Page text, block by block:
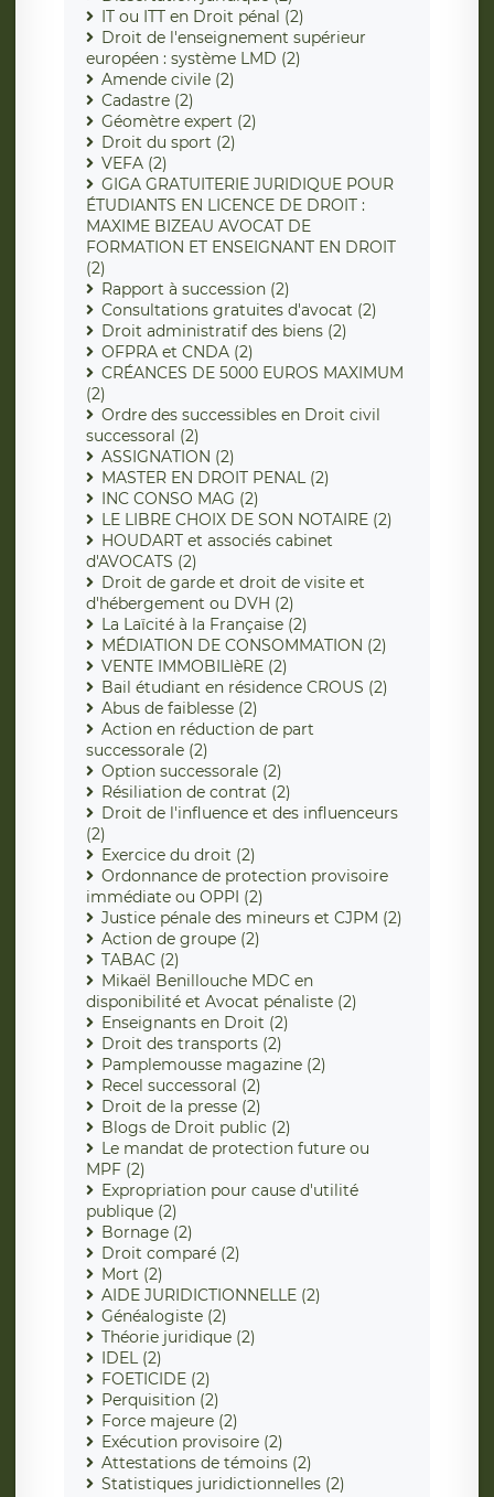
IT ou ITT en Droit pénal (2)
Droit de l'enseignement supérieur
européen : système LMD (2)
Amende civile (2)
Cadastre (2)
Géomètre expert (2)
Droit du sport (2)
VEFA (2)
GIGA GRATUITERIE JURIDIQUE POUR
ÉTUDIANTS EN LICENCE DE DROIT :
MAXIME BIZEAU AVOCAT DE
FORMATION ET ENSEIGNANT EN DROIT
(2)
Rapport à succession (2)
Consultations gratuites d'avocat (2)
Droit administratif des biens (2)
OFPRA et CNDA (2)
CRÉANCES DE 5000 EUROS MAXIMUM
(2)
Ordre des successibles en Droit civil
successoral (2)
ASSIGNATION (2)
MASTER EN DROIT PENAL (2)
INC CONSO MAG (2)
LE LIBRE CHOIX DE SON NOTAIRE (2)
HOUDART et associés cabinet
d'AVOCATS (2)
Droit de garde et droit de visite et
d'hébergement ou DVH (2)
La Laïcité à la Française (2)
MÉDIATION DE CONSOMMATION (2)
VENTE IMMOBILIèRE (2)
Bail étudiant en résidence CROUS (2)
Abus de faiblesse (2)
Action en réduction de part
successorale (2)
Option successorale (2)
Résiliation de contrat (2)
Droit de l'influence et des influenceurs
(2)
Exercice du droit (2)
Ordonnance de protection provisoire
immédiate ou OPPI (2)
Justice pénale des mineurs et CJPM (2)
Action de groupe (2)
TABAC (2)
Mikaël Benillouche MDC en
disponibilité et Avocat pénaliste (2)
Enseignants en Droit (2)
Droit des transports (2)
Pamplemousse magazine (2)
Recel successoral (2)
Droit de la presse (2)
Blogs de Droit public (2)
Le mandat de protection future ou
MPF (2)
Expropriation pour cause d'utilité
publique (2)
Bornage (2)
Droit comparé (2)
Mort (2)
AIDE JURIDICTIONNELLE (2)
Généalogiste (2)
Théorie juridique (2)
IDEL (2)
FOETICIDE (2)
Perquisition (2)
Force majeure (2)
Exécution provisoire (2)
Attestations de témoins (2)
Statistiques juridictionnelles (2)